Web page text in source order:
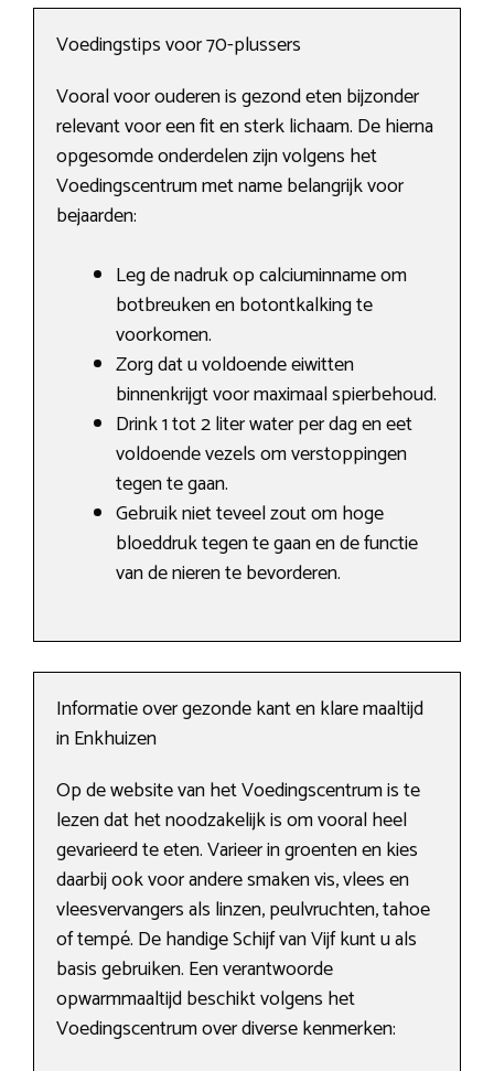
Voedingstips voor 70-plussers
Vooral voor ouderen is gezond eten bijzonder
relevant voor een fit en sterk lichaam. De hierna
opgesomde onderdelen zijn volgens het
Voedingscentrum met name belangrijk voor
bejaarden:
Leg de nadruk op calciuminname om
botbreuken en botontkalking te
voorkomen.
Zorg dat u voldoende eiwitten
binnenkrijgt voor maximaal spierbehoud.
Drink 1 tot 2 liter water per dag en eet
voldoende vezels om verstoppingen
tegen te gaan.
Gebruik niet teveel zout om hoge
bloeddruk tegen te gaan en de functie
van de nieren te bevorderen.
Informatie over gezonde kant en klare maaltijd
in Enkhuizen
Op de website van het Voedingscentrum is te
lezen dat het noodzakelijk is om vooral heel
gevarieerd te eten. Varieer in groenten en kies
daarbij ook voor andere smaken vis, vlees en
vleesvervangers als linzen, peulvruchten, tahoe
of tempé. De handige Schijf van Vijf kunt u als
basis gebruiken. Een verantwoorde
opwarmmaaltijd beschikt volgens het
Voedingscentrum over diverse kenmerken: